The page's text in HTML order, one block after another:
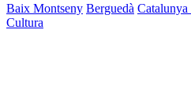
Baix Montseny Berguedà
Cultura